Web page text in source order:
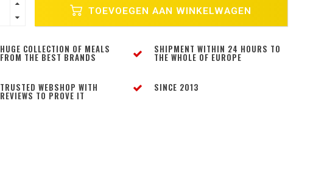
TOEVOEGEN AAN WINKELWAGEN
HUGE COLLECTION OF MEALS
FROM THE BEST BRANDS
SHIPMENT WITHIN 24 HOURS TO
THE WHOLE OF EUROPE
TRUSTED WEBSHOP WITH
REVIEWS TO PROVE IT
SINCE 2013